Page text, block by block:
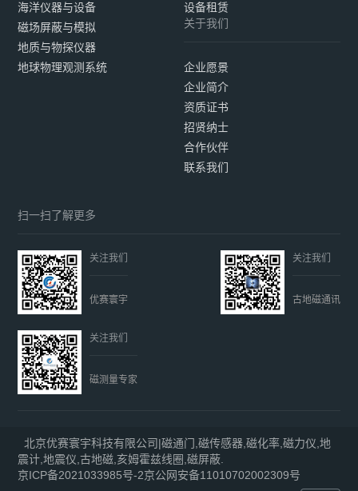
海洋仪器与设备
磁场屏蔽与模拟
地质与物探仪器
地球物理观测系统
设备租赁
关于我们
企业愿景
企业简介
资质证书
招贤纳士
合作伙伴
联系我们
扫一扫了解更多
关注我们
优赛寰宇
关注我们
古地磁通讯
关注我们
磁测量专家
北京优赛寰宇科技有限公司|磁通门,磁传感器,磁化率,磁力仪,地
震计,地震仪,古地磁,亥姆霍兹线圈,磁屏蔽.
京ICP备2021033985号-2京公网安备11010702002309号